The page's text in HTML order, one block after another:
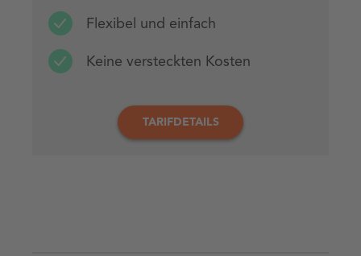
Flexibel und einfach
Keine versteckten Kosten
TARIFDETAILS